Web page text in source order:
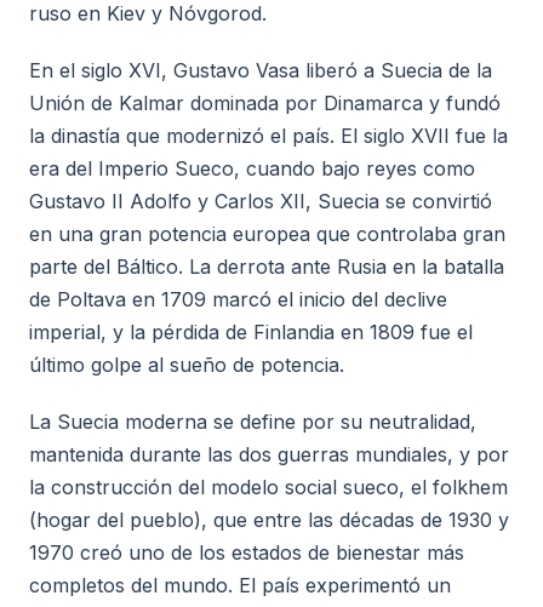
ruso en Kiev y Nóvgorod.
En el siglo XVI, Gustavo Vasa liberó a Suecia de la
Unión de Kalmar dominada por Dinamarca y fundó
la dinastía que modernizó el país. El siglo XVII fue la
era del Imperio Sueco, cuando bajo reyes como
Gustavo II Adolfo y Carlos XII, Suecia se convirtió
en una gran potencia europea que controlaba gran
parte del Báltico. La derrota ante Rusia en la batalla
de Poltava en 1709 marcó el inicio del declive
imperial, y la pérdida de Finlandia en 1809 fue el
último golpe al sueño de potencia.
La Suecia moderna se define por su neutralidad,
mantenida durante las dos guerras mundiales, y por
la construcción del modelo social sueco, el folkhem
(hogar del pueblo), que entre las décadas de 1930 y
1970 creó uno de los estados de bienestar más
completos del mundo. El país experimentó un